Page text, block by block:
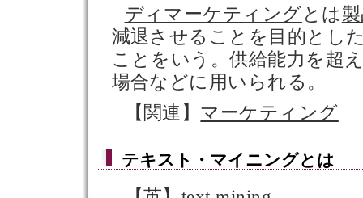
ディマーケティング とは
減退させることを目的とし
ことをいう。供給能力を超
場合などに用いられる。
【関連】 マーケティング
テキスト・マイニングとは